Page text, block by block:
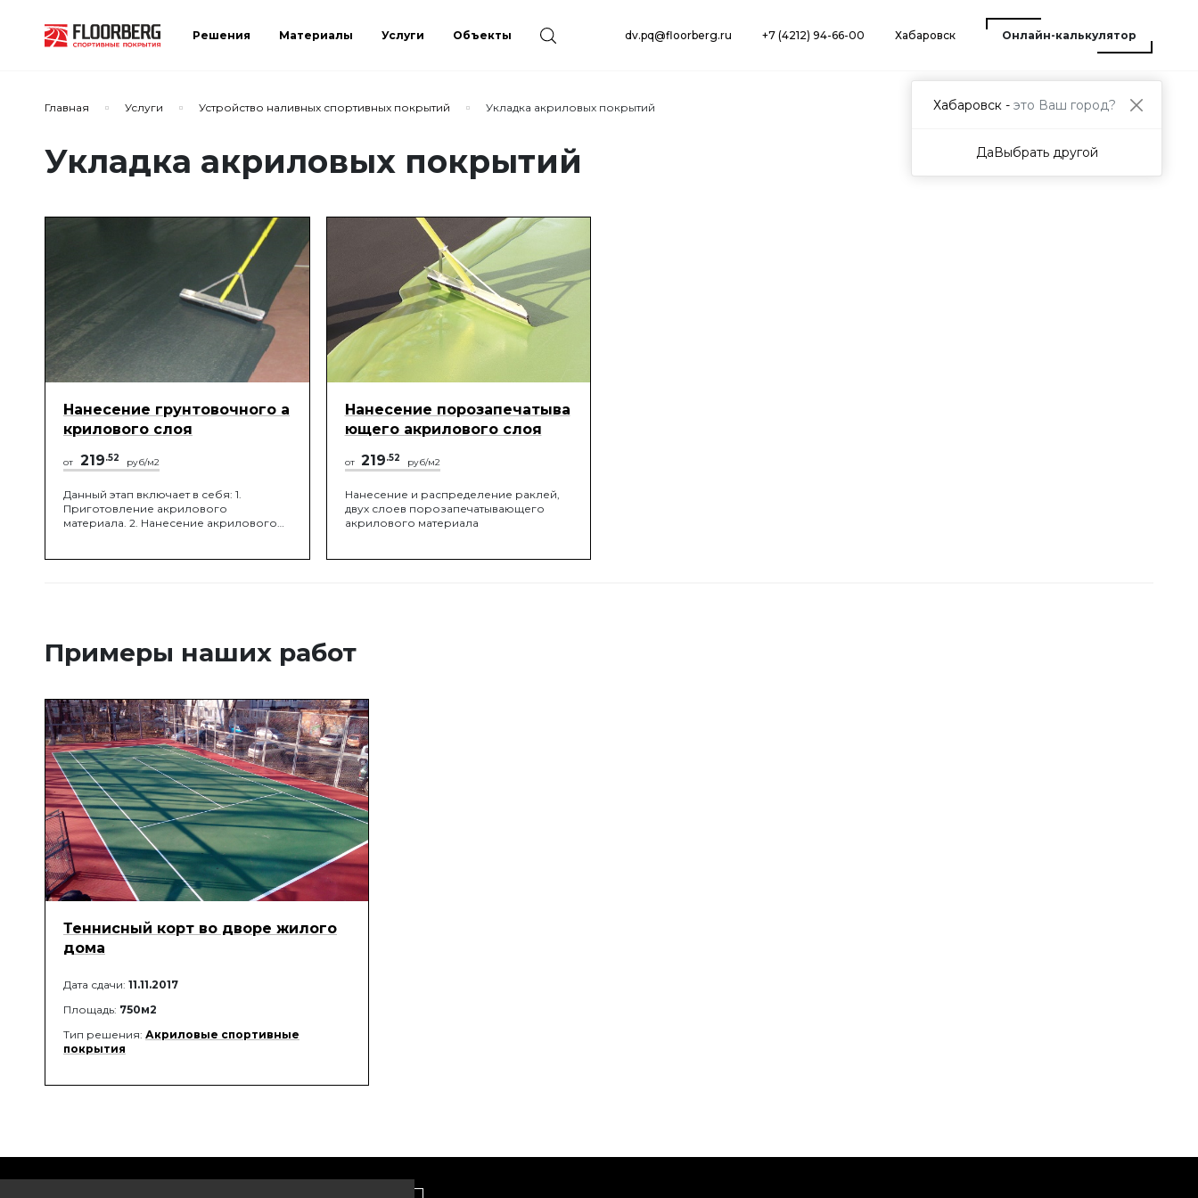
Решения Материалы Услуги Объекты dv.pq@floorberg.ru +7 (4212) 94-66-00 Хабаровск Онлайн-калькулятор
Главная Услуги Устройство наливных спортивных покрытий Укладка акриловых покрытий
Укладка акриловых покрытий
Нанесение грунтовочного а
крилового слоя
от 219.52 руб/м2
Данный этап включает в себя: 1.
Приготовление акрилового
материала. 2. Нанесение акрилового
Нанесение порозапечатыва
ющего акрилового слоя
от 219.52 руб/м2
Нанесение и распределение раклей,
двух слоев порозапечатывающего
акрилового материала
Примеры наших работ
Теннисный корт во дворе жилого
дома
Дата сдачи: 11.11.2017
Площадь: 750м2
Тип решения: Акриловые спортивные
покрытия
Хабаровск - это Ваш город?
ДаВыбрать другой